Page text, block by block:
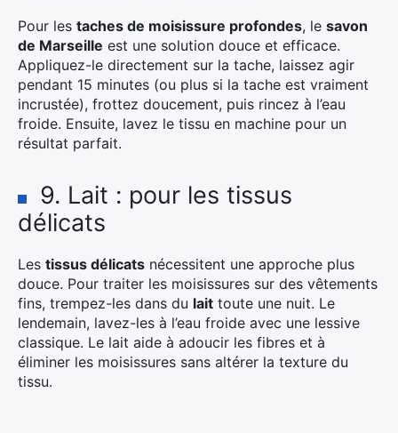
Pour les taches de moisissure profondes, le savon
de Marseille est une solution douce et efficace.
Appliquez-le directement sur la tache, laissez agir
pendant 15 minutes (ou plus si la tache est vraiment
incrustée), frottez doucement, puis rincez à l’eau
froide. Ensuite, lavez le tissu en machine pour un
résultat parfait.
9. Lait : pour les tissus
délicats
Les tissus délicats nécessitent une approche plus
douce. Pour traiter les moisissures sur des vêtements
fins, trempez-les dans du lait toute une nuit. Le
lendemain, lavez-les à l’eau froide avec une lessive
classique. Le lait aide à adoucir les fibres et à
éliminer les moisissures sans altérer la texture du
tissu.